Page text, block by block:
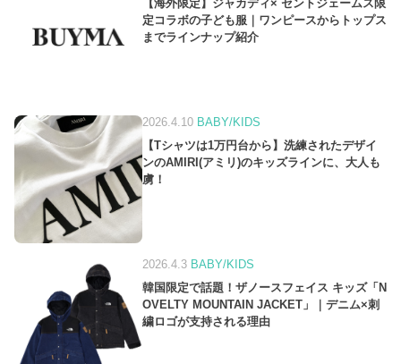
【海外限定】ジャカディ× セントジェームス限
定コラボの子ども服｜ワンピースからトップス
までラインナップ紹介
2026.4.10 BABY/KIDS
【Tシャツは1万円台から】洗練されたデザイ
ンのAMIRI(アミリ)のキッズラインに、大人も
虜！
2026.4.3 BABY/KIDS
韓国限定で話題！ザノースフェイス キッズ「N
OVELTY MOUNTAIN JACKET」｜デニム×刺
繍ロゴが支持される理由